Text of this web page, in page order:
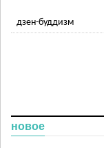
дзен-буддизм
новое